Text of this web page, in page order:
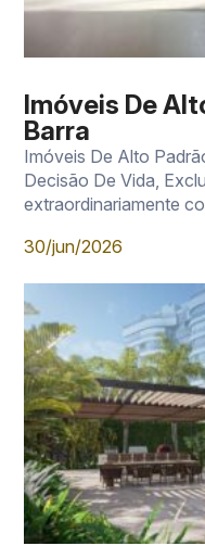
Imóveis De
Barra
Imóveis De Alto
Decisão De Vida,
extraordinariamente
30/jun/2026